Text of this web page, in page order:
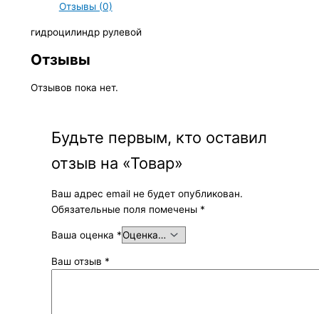
Отзывы (0)
гидроцилиндр рулевой
Отзывы
Отзывов пока нет.
Будьте первым, кто оставил
отзыв на «Товар»
Ваш адрес email не будет опубликован.
Обязательные поля помечены *
Ваша оценка *
Ваш отзыв *